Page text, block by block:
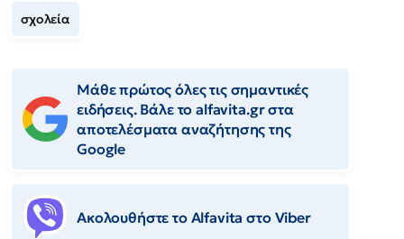
σχολεία
Μάθε πρώτος όλες τις σημαντικές
ειδήσεις. Βάλε το alfavita.gr στα
αποτελέσματα αναζήτησης της
Google
Ακολουθήστε το Αlfavita στο Viber